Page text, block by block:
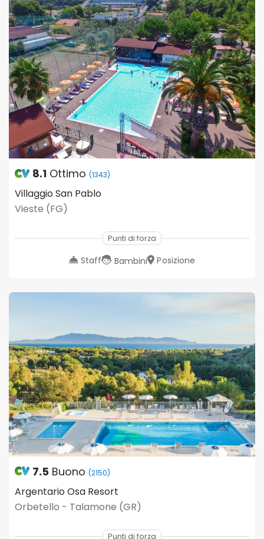
8.1 Ottimo (1343)
Villaggio San Pablo
Vieste (FG)
Punti di forza
Staff Bambini Posizione
7.5 Buono (2150)
Argentario Osa Resort
Orbetello - Talamone (GR)
Punti di forza